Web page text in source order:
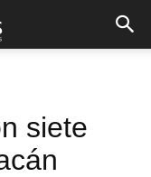
siete